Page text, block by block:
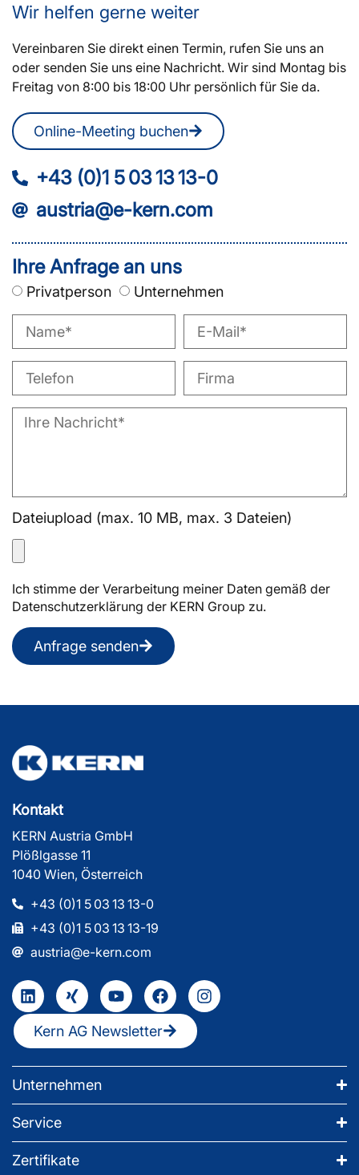
Wir helfen gerne weiter
Vereinbaren Sie direkt einen Termin, rufen Sie uns an
oder senden Sie uns eine Nachricht. Wir sind Montag bis
Freitag von 8:00 bis 18:00 Uhr persönlich für Sie da.
Online-Meeting buchen
+43 (0)1 5 03 13 13-0
austria@e-kern.com
Ihre Anfrage an uns
Privatperson Unternehmen
Dateiupload (max. 10 MB, max. 3 Dateien)
Ich stimme der Verarbeitung meiner Daten gemäß der
Datenschutzerklärung der KERN Group zu.
Anfrage senden
Kontakt
KERN Austria GmbH
Plößlgasse 11
1040 Wien, Österreich
+43 (0)1 5 03 13 13-0
+43 (0)1 5 03 13 13-19
austria@e-kern.com
Kern AG Newsletter
Unternehmen
Service
Zertifikate